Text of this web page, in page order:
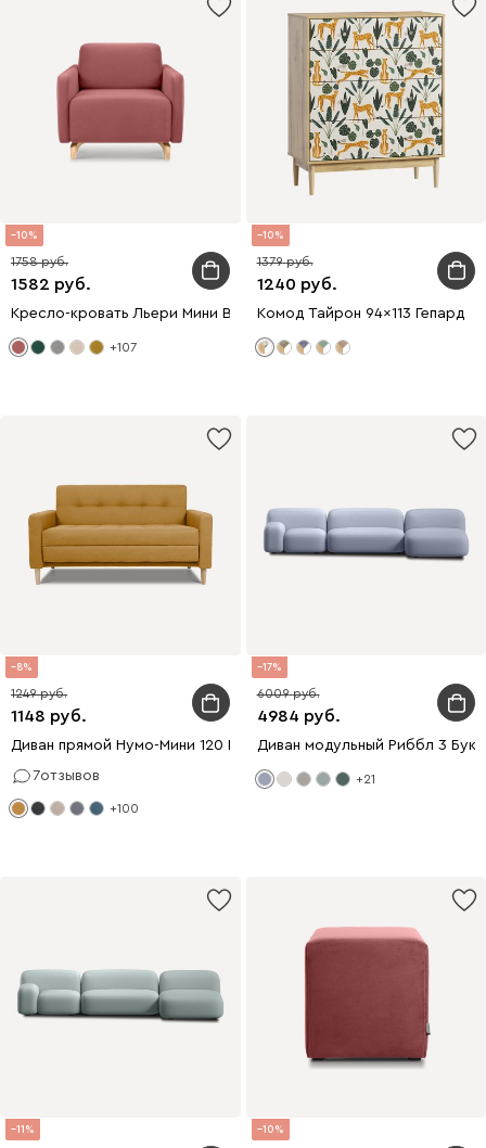
10
1582
1758
Кресло-кровать Льери Мини Велюр Розовый
+107
10
1240
1379
Комод Тайрон 94x113 Гепард
8
1148
1249
Диван прямой Нумо-Мини 120 Рогожка Желтый
7отзывов
+100
17
4984
6009
Диван модульный Риббл 3
+21
11 10